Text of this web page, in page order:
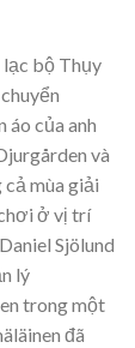
lạc bộ Thụy
áo của anh
và
mùa giải
ở vị trí
Sjölund
lý
trong một
đã